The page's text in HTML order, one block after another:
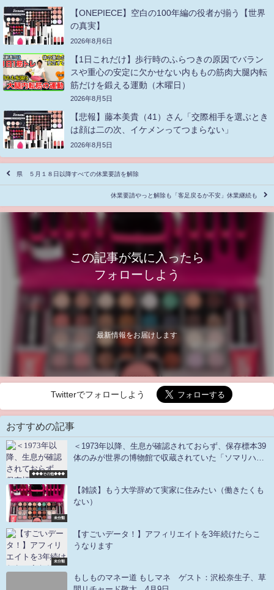
【ONEPIECE】空白の100年編の役者が揃う【世界
の真実】
2026年8月6日
【1日これだけ】歩行時のふらつきの原因でバラン
スや重心の安定に欠かせない内ももの筋肉大腿内転
筋だけを鍛える運動（木曜日）
2026年8月5日
【悲報】藤本美貴（41）さん「交際相手を選ぶとき
は顔は二の次、イケメンってつまらない」
2026年8月5日
県 ５月１８日以降すべての休業要請を解除
休業要請やっと解除も「客足戻るか不安」休業継続も
この記事が気に入ったら
フォローしよう
最新情報をお届けします
Twitterでフォローしよう
おすすめの記事
◆◆◆その他◆◆◆
＜1973年以降、生息が確認されておらず、保存標本39
体のみが世界の博物館で収蔵されていた「ソマリハネ
アフリカ獣上目に属する「ハネジネズミ（跳地鼠）」
は、ネズミほどの大きさで、長く伸びた鼻を用いて主
未分類
【雑談】もう大学辞めて実家に住みたい（働きたくも
ない）
未分類
【すごいデータ！】アフィリエイトを3年続けたらこ
うなります
もしものマネー道 もしマネ ゲスト：沢松奈生子、草